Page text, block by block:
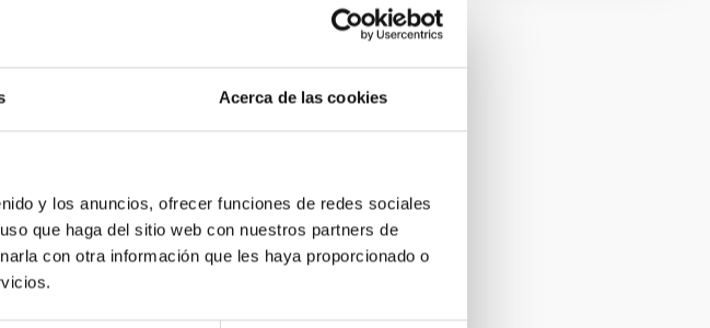
Acerca de las cookies
y los anuncios, ofrecer funciones de redes sociales
que haga del sitio web con nuestros partners de
con otra información que les haya proporcionado o
made
low Earth
outliers
advances,
orbiting the
categorize the